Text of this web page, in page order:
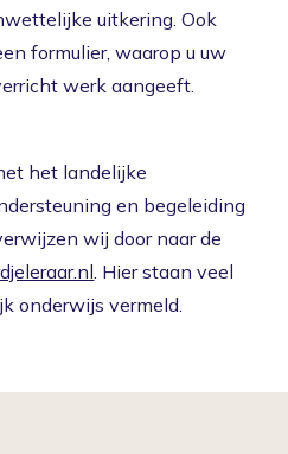
uitkering. Ook
formulier, waarop u uw
werk aangeeft.
het landelijke
en begeleiding
wij door naar de
. Hier staan veel
onderwijs vermeld.